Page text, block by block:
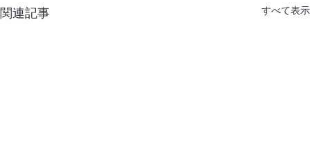
関連記事 すべて表示